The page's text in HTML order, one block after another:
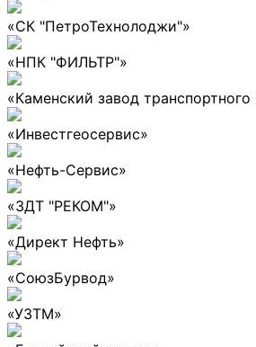
«СК "ПетроТехнолоджи"»
«НПК "ФИЛЬТР"»
«Каменский завод
«Инвестгеосервис»
«Нефть-Сервис»
«ЗДТ "РЕКОМ"»
«Директ Нефть»
«СоюзБурвод»
«УЗТМ»